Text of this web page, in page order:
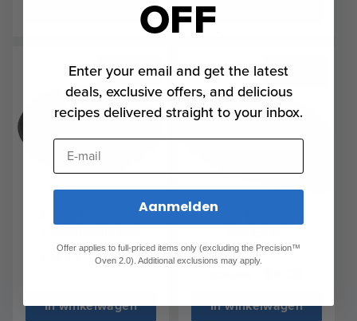
In winkelwagen
50%
Anova Precision™
NormaleVerkoopprijs
$12.00
In winkelwagen
BESPAAR
75%
Anova Precision™
(272)
In winkelwagen
OFF
Enter your email and get the latest
deals, exclusive offers, and delicious
recipes delivered straight to your inbox.
E-mail
Aanmelden
Offer applies to full-priced items only (excluding the Precision™
Oven 2.0). Additional exclusions may apply.